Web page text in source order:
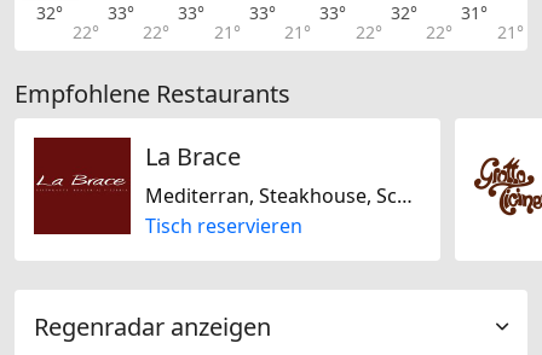
32°
22°
33°
22°
33°
21°
33°
21°
33°
22°
32°
22°
31°
21°
Empfohlene Restaurants
La Brace
Mediterran, Steakhouse, Schweizerisch, Glutenfrei
Tisch reservieren
Regenradar anzeigen